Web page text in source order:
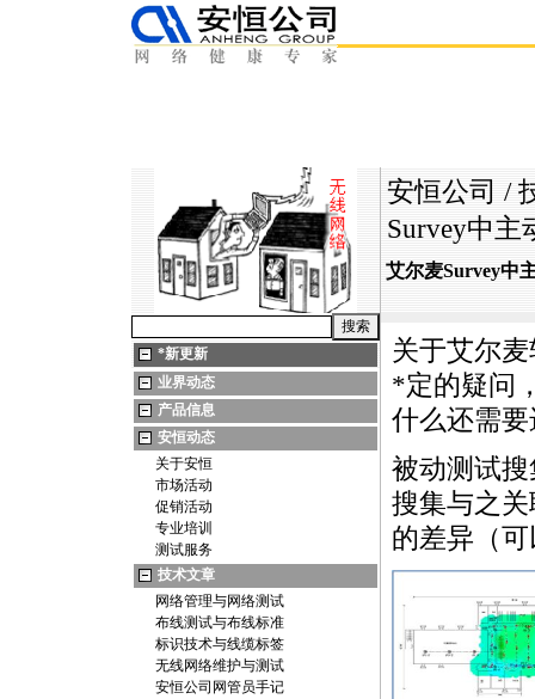
*新更新
业界动态
产品信息
安恒动态
关于安恒
市场活动
促销活动
专业培训
测试服务
技术文章
网络管理与网络测试
布线测试与布线标准
标识技术与线缆标签
无线网络维护与测试
安恒公司网管员手记
安恒公司 /
Survey中主
艾尔麦Survey中
关于艾尔
*定的疑问
什么还需
被动测试
搜集与之
的差异（